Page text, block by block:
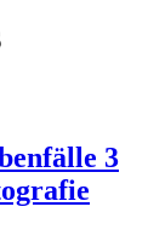
3